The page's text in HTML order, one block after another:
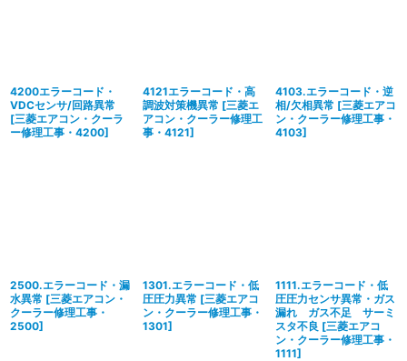
4200エラーコード・
VDCセンサ/回路異常
[三菱エアコン・クーラ
ー修理工事・4200]
4121エラーコード・高
調波対策機異常 [三菱エ
アコン・クーラー修理工
事・4121]
4103.エラーコード・逆
相/欠相異常 [三菱エアコ
ン・クーラー修理工事・
4103]
2500.エラーコード・漏
水異常 [三菱エアコン・
クーラー修理工事・
2500]
1301.エラーコード・低
圧圧力異常 [三菱エアコ
ン・クーラー修理工事・
1301]
1111.エラーコード・低
圧圧力センサ異常・ガス
漏れ ガス不足 サーミ
スタ不良 [三菱エアコ
ン・クーラー修理工事・
1111]